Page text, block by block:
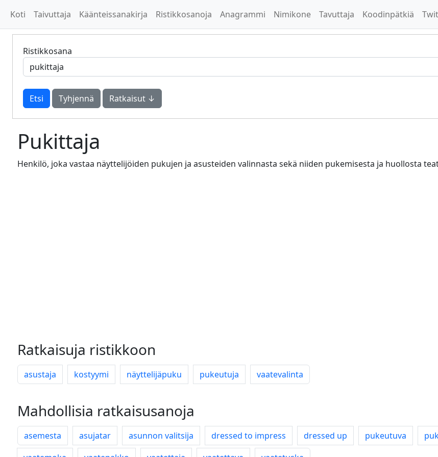
Koti Taivuttaja Käänteissanakirja Ristikkosanoja Anagrammi Nimikone Tavuttaja Koodinpätkiä
Ristikkosana
Tyhjennä Ratkaisut ↓
Pukittaja
Henkilö, joka vastaa näyttelijöiden pukujen ja asusteiden valinnasta sekä niiden pukemisesta ja huollosta
Ratkaisuja ristikkoon
asustaja kostyymi näyttelijäpuku pukeutuja vaatevalinta
Mahdollisia ratkaisusanoja
asemesta asujatar asunnon valitsija dressed to impress dressed up pukeutuva